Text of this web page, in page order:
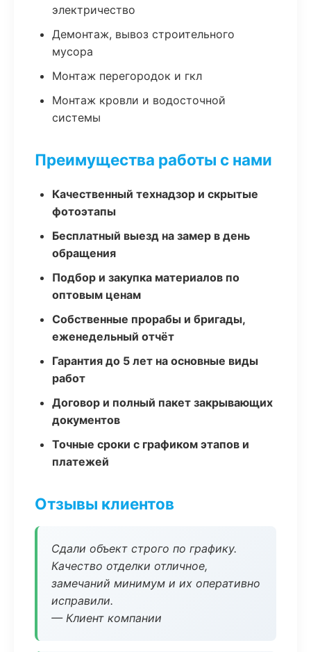
электричество
Демонтаж, вывоз строительного
мусора
Монтаж перегородок и гкл
Монтаж кровли и водосточной
системы
Преимущества работы с нами
Качественный технадзор и скрытые
фотоэтапы
Бесплатный выезд на замер в день
обращения
Подбор и закупка материалов по
оптовым ценам
Собственные прорабы и бригады,
еженедельный отчёт
Гарантия до 5 лет на основные виды
работ
Договор и полный пакет закрывающих
документов
Точные сроки с графиком этапов и
платежей
Отзывы клиентов
Сдали объект строго по графику.
Качество отделки отличное,
замечаний минимум и их оперативно
исправили.
— Клиент компании